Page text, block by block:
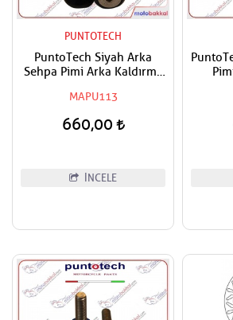
PUNTOTECH
PuntoTech Siyah Arka
Sehpa Pimi Arka Kaldırma
Sliders M8
MAPU113
660,00
İNCELE